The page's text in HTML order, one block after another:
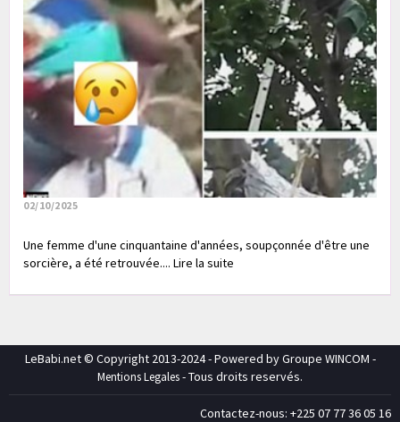
02/10/2025
Une femme d'une cinquantaine d'années, soupçonnée d'être une
sorcière, a été retrouvée.... Lire la suite
LeBabi.net © Copyright 2013-2024 - Powered by Groupe WINCOM -
Mentions Legales- Tous droits reservés.
Contactez-nous: +225 07 77 36 05 16